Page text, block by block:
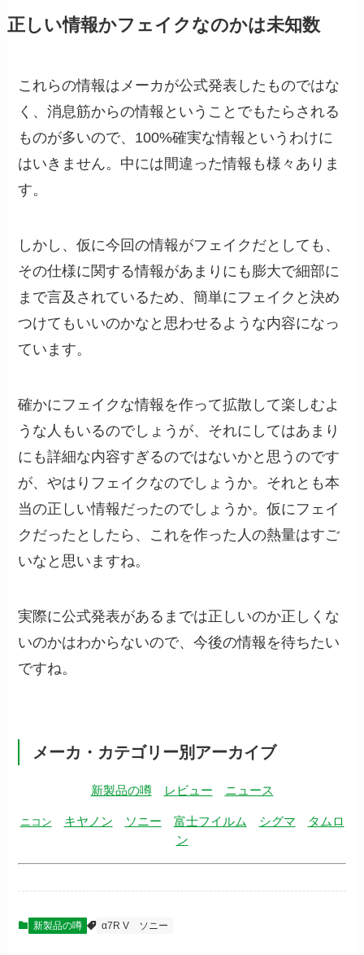
正しい情報かフェイクなのかは未知数
これらの情報はメーカが公式発表したものではな
く、消息筋からの情報ということでもたらされる
ものが多いので、100%確実な情報というわけに
はいきません。中には間違った情報も様々ありま
す。
しかし、仮に今回の情報がフェイクだとしても、
その仕様に関する情報があまりにも膨大で細部に
まで言及されているため、簡単にフェイクと決め
つけてもいいのかなと思わせるような内容になっ
ています。
確かにフェイクな情報を作って拡散して楽しむよ
うな人もいるのでしょうが、それにしてはあまり
にも詳細な内容すぎるのではないかと思うのです
が、やはりフェイクなのでしょうか。それとも本
当の正しい情報だったのでしょうか。仮にフェイ
クだったとしたら、これを作った人の熱量はすご
いなと思いますね。
実際に公式発表があるまでは正しいのか正しくな
いのかはわからないので、今後の情報を待ちたい
ですね。
メーカ・カテゴリー別アーカイブ
新製品の噂 レビュー ニュース
ニコン キヤノン ソニー 富士フイルム シグマ
タムロ
ン
新製品の噂 α7R V ソニー